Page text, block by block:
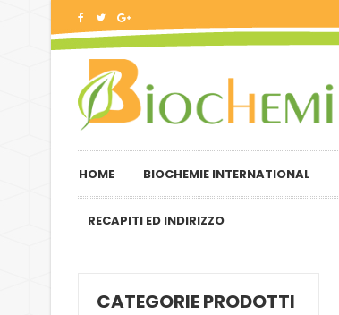
HOME BIOCHEMIE INTERNATIONAL
RECAPITI ED INDIRIZZO
CATEGORIE PRODOTTI